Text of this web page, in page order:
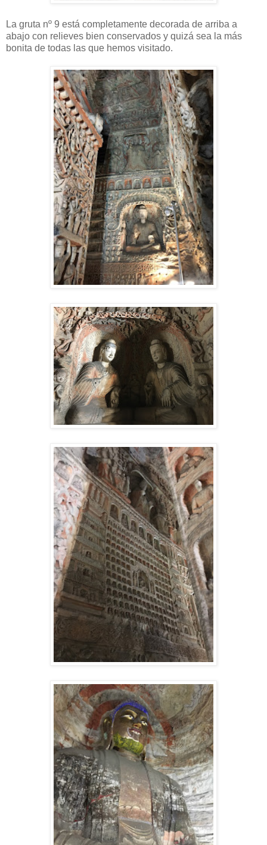
La gruta nº 9 está completamente decorada de arriba a
abajo con relieves bien conservados y quizá sea la más
bonita de todas las que hemos visitado.